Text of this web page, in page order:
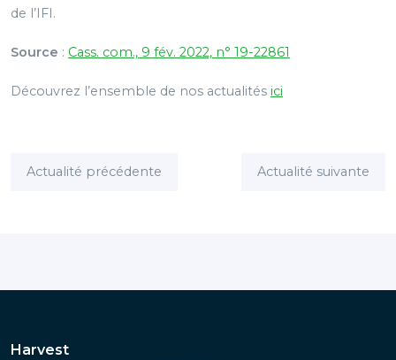
de l’IFI.
Source : Cass. com., 9 fév. 2022, n° 19-22861
Découvrez l’ensemble de nos actualités ici
Actualité précédente Actualité suivante
Harvest